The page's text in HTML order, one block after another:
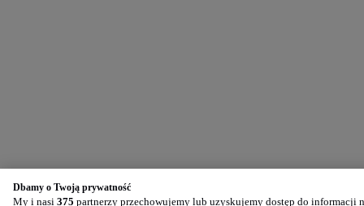
Dbamy o Twoją prywatność
My i nasi 375 partnerzy przechowujemy lub uzyskujemy dostęp do